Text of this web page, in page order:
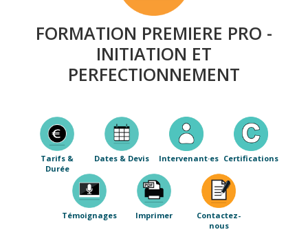
FORMATION PREMIERE PRO -
INITIATION ET
PERFECTIONNEMENT
Tarifs &
Durée
Dates & Devis Intervenant·es Certifications
Témoignages Imprimer
Contactez-
nous